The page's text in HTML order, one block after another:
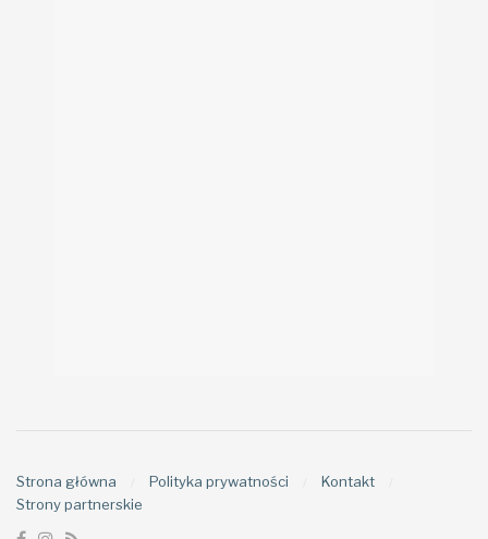
Strona główna Polityka prywatności
Kontakt
Strony partnerskie